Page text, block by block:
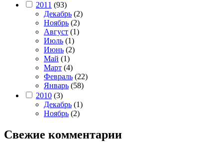
2011 (93)
Декабрь (2)
Ноябрь (2)
Август (1)
Июль (1)
Июнь (2)
Май (1)
Март (4)
Февраль (22)
Январь (58)
2010 (3)
Декабрь (1)
Ноябрь (2)
Свежие комментарии